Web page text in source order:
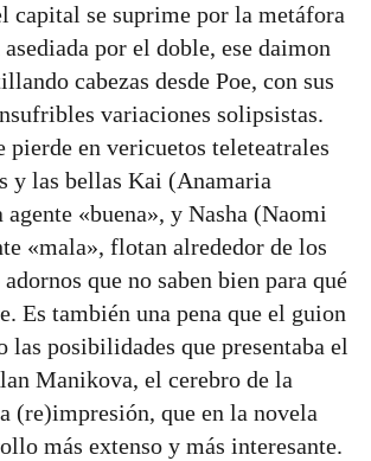
capital se suprime por la metáfora
por el doble, ese daimon
cabezas desde Poe, con sus
variaciones solipsistas.
pierde en vericuetos teleteatrales
y las bellas Kai (Anamaria
«buena», y Nasha (Naomi
«mala», flotan alrededor de los
que no saben bien para qué
Es también una pena que el guion
las posibilidades que presentaba el
Manikova, el cerebro de la
(re)impresión, que en la novela
más extenso y más interesante.